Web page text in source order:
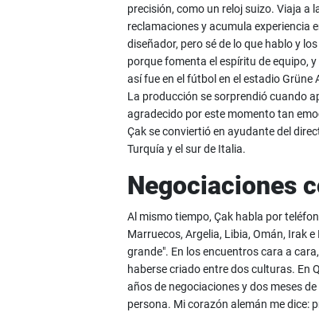
precisión, como un reloj suizo. Viaja a
reclamaciones y acumula experiencia
diseñador, pero sé de lo que hablo y
porque fomenta el espíritu de equipo,
así fue en el fútbol en el estadio Grüne
La producción se sorprendió cuando
agradecido por este momento tan
Çak se conviertió en ayudante del
Turquía y el sur de Italia.
Negociaciones
Al mismo tiempo, Çak habla por
Marruecos, Argelia, Libia, Omán, Irak
grande". En los encuentros cara a
haberse criado entre dos culturas. En
años de negociaciones y dos meses
persona. Mi corazón alemán me dice: